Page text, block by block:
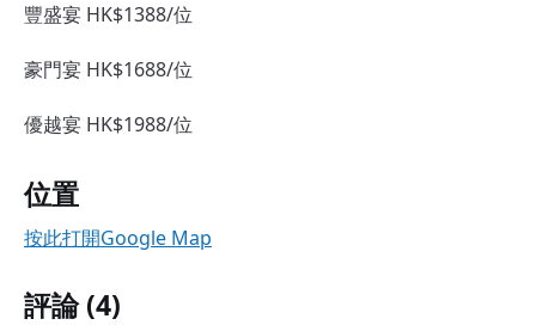
豐盛宴 HK$1388/位
豪門宴 HK$1688/位
優越宴 HK$1988/位
位置
按此打開Google Map
評論 (4)